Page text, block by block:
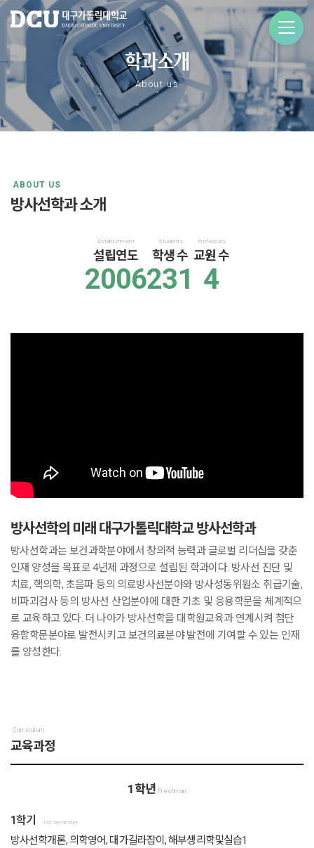
학과소개
About us
ABOUT US
방사선학과 소개
Establishment
설립연도
2006
Students
학생 수
231
Professors
교원 수
4
방사선학의 미래 대구가톨릭대학교 방사선학과
방사선학과는 보건과학분야에서 창의적 능력과 글로벌 리더십을 갖춘
인재 양성을 목표로 4년제 과정으로 설립된 학과이다. 방사선 진단 및
치료, 핵의학, 초음파 등의 의료방사선분야와 방사성동위원소 취급기술,
비파괴검사 등의 방사선 산업분야에 대한 기초 및 응용학문을 체계적으
로 교육하고 있다. 더 나아가 방사선학을 대학원교육과 연계시켜 첨단
융합학문분야로 발전시키고 보건의료분야 발전에 기여할 수 있는 인재
를 양성한다.
Curriculum
교육과정
1학년 Freshman
1학기 1st semester
방사선학개론, 의학영어, 대가길라잡이, 해부생리학및실습1